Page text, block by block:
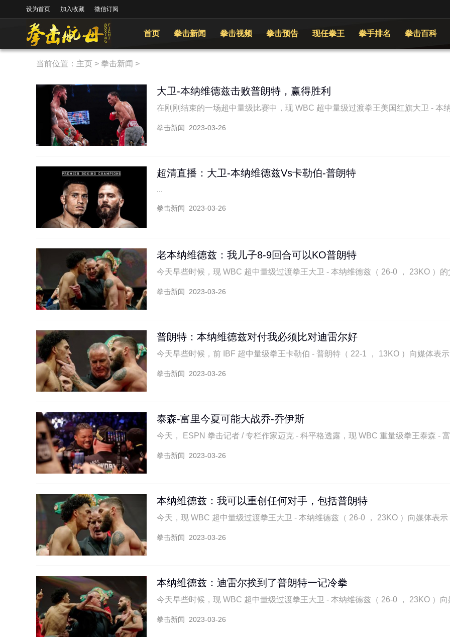
设为首页 加入收藏 微信订阅
首页 拳击新闻 拳击视频 拳击预告 现任拳王 拳手排名 拳击百科
当前位置： 主页 > 拳击新闻 >
大卫-本纳维德兹击败普朗特，赢得胜利
在刚刚结束的一场超中量级比赛中，现 WBC 超中量级过渡拳王美国红旗大卫 - 本
拳击新闻 2023-03-26
超清直播：大卫-本纳维德兹Vs卡勒伯-普朗特
...
拳击新闻 2023-03-26
老本纳维德兹：我儿子8-9回合可以KO普朗特
今天早些时候，现 WBC 超中量级过渡拳王大卫 - 本纳维德兹（ 26-0 ， 23KO ）的
拳击新闻 2023-03-26
普朗特：本纳维德兹对付我必须比对迪雷尔好
今天早些时候，前 IBF 超中量级拳王卡勒伯 - 普朗特（ 22-1 ， 13KO ）向媒体表
拳击新闻 2023-03-26
泰森-富里今夏可能大战乔-乔伊斯
今天， ESPN 拳击记者 / 专栏作家迈克 - 科平格透露，现 WBC 重量级拳王泰森 -
拳击新闻 2023-03-26
本纳维德兹：我可以重创任何对手，包括普朗特
今天，现 WBC 超中量级过渡拳王大卫 - 本纳维德兹（ 26-0 ， 23KO ）向媒体表示
拳击新闻 2023-03-26
本纳维德兹：迪雷尔挨到了普朗特一记冷拳
今天早些时候，现 WBC 超中量级过渡拳王大卫 - 本纳维德兹（ 26-0 ， 23KO ）向
拳击新闻 2023-03-26